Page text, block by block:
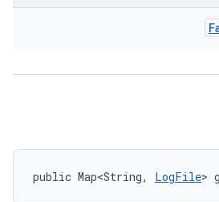
public Map<String, LogFile>